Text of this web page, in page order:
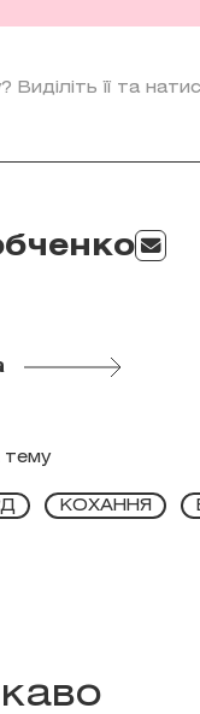
її та
тему
КОХАННЯ